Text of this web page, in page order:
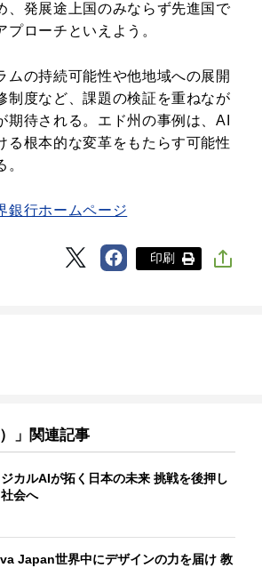
、発展途上国のみならず先進国で
プローチといえよう。
ムの持続可能性や他地域への展開
制度など、課題の検証を重ねなが
期待される。エド州の事例は、AI
る根本的な変革をもたらす可能性
。
銀行ホームページ
印刷
」関連記事
カルAIが拓く日本の未来 挑戦を後押し
会へ
Japan世界中にデザインの力を届け 教